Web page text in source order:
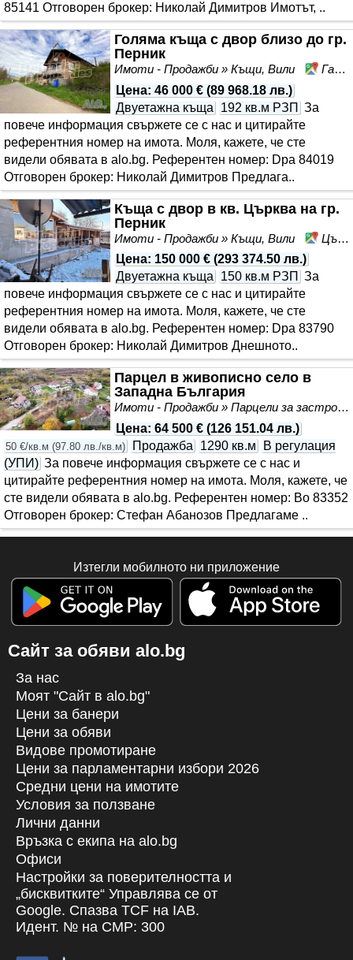
85141 Отговорен брокер: Николай Димитров Имотът, ..
Голяма къща с двор близо до гр.
Перник
Имоти - Продажби » Къщи, Вили
Габровдол, област Перник
Цена: 46 000 € (89 968.18 лв.)
Двуетажна къща
192 кв.м РЗП За
повече информация свържете се с нас и цитирайте
референтния номер на имота. Моля, кажете, че сте
видeли обявата в alo.bg. Референтен номер: Dpa 84019
Отговорен брокер: Николай Димитров Предлага..
Къща с двор в кв. Църква на гр.
Перник
Имоти - Продажби » Къщи, Вили
Църква, Перник, област Перник
Цена: 150 000 € (293 374.50 лв.)
Двуетажна къща 150 кв.м РЗП За
повече информация свържете се с нас и цитирайте
референтния номер на имота. Моля, кажете, че сте
видeли обявата в alo.bg. Референтен номер: Dpa 83790
Отговорен брокер: Николай Димитров Днешното..
Парцел в живописно село в
Западна България
Имоти - Продажби » Парцели за застрояване, Инвестиционни проекти
Цена: 64 500 € (126 151.04 лв.)
50 €/кв.м (97.80 лв./кв.м) Продажба 1290 кв.м
В регулация
(УПИ) За повече информация свържете се с нас и
цитирайте референтния номер на имота. Моля, кажете, че
сте видeли обявата в alo.bg. Референтен номер: Bo 83352
Отговорен брокер: Стефан Абанозов Предлагаме ..
Изтегли мобилното ни приложение
Сайт за обяви alo.bg
За нас
Моят "Сайт в alo.bg"
Цени за банери
Цени за обяви
Видове промотиране
Цени за парламентарни избори 2026
Средни цени на имотите
Условия за ползване
Лични данни
Връзка с екипa на alo.bg
Офиси
Настройки за поверителността и
„бисквитките“ Управлява се от
Google. Спазва TCF на IAB.
Идент. № на CMP: 300